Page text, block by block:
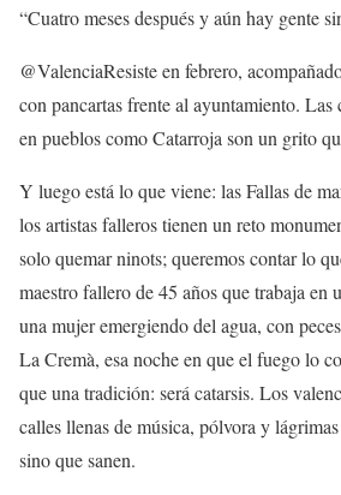
“Cuatro meses después y aún hay gente
@ValenciaResiste en febrero,
con pancartas frente al ayuntamiento. Las
en pueblos como Catarroja son un grito
Y luego está lo que viene: las Fallas de
los artistas falleros tienen un reto
solo quemar ninots; queremos contar lo
maestro fallero de 45 años que trabaja en
una mujer emergiendo del agua, con
La Cremà, esa noche en que el fuego lo
que una tradición: será catarsis. Los
calles llenas de música, pólvora y
sino que sanen.